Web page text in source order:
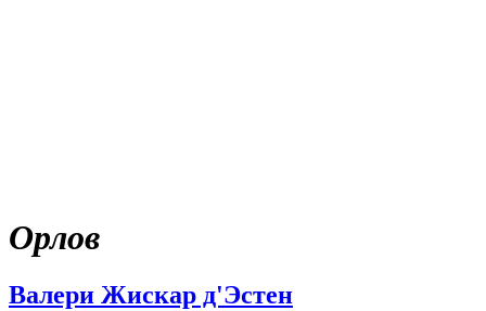
Орлов
Валери Жискар д'Эстен